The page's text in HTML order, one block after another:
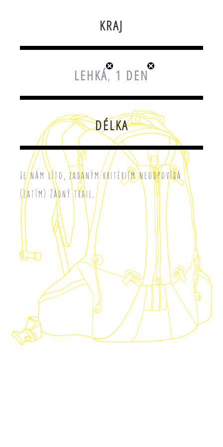
KRAJ
LEHKÁ, 1 DEN
DÉLKA
Je nám líto, zadaným kritériím neodpovídá
(zatím) žádný trail.